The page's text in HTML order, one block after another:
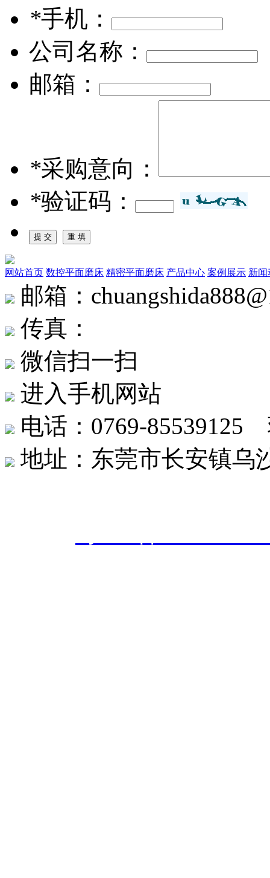
*手机：
公司名称：
邮箱：
*采购意向：
*验证码：
网站首页 数控平面磨床 精密平面磨床 产品中心 案例展示 新闻
邮箱：
传真：
微信扫一扫
进入手机网站
电话：0769-85539125
地址：东莞市长安镇乌